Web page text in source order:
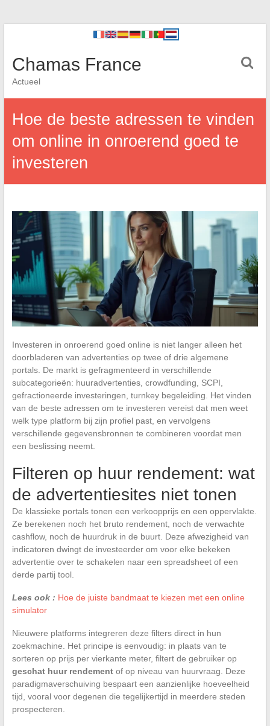
Chamas France
Actueel
Hoe de beste adressen te vinden
om online in onroerend goed te
investeren
Investeren in onroerend goed online is niet langer alleen het
doorbladeren van advertenties op twee of drie algemene
portals. De markt is gefragmenteerd in verschillende
subcategorieën: huuradvertenties, crowdfunding, SCPI,
gefractioneerde investeringen, turnkey begeleiding. Het vinden
van de beste adressen om te investeren vereist dat men weet
welk type platform bij zijn profiel past, en vervolgens
verschillende gegevensbronnen te combineren voordat men
een beslissing neemt.
Filteren op huur rendement: wat
de advertentiesites niet tonen
De klassieke portals tonen een verkoopprijs en een oppervlakte.
Ze berekenen noch het bruto rendement, noch de verwachte
cashflow, noch de huurdruk in de buurt. Deze afwezigheid van
indicatoren dwingt de investeerder om voor elke bekeken
advertentie over te schakelen naar een spreadsheet of een
derde partij tool.
Lees ook : Hoe de juiste bandmaat te kiezen met een online
simulator
Nieuwere platforms integreren deze filters direct in hun
zoekmachine. Het principe is eenvoudig: in plaats van te
sorteren op prijs per vierkante meter, filtert de gebruiker op
geschat huur rendementof op niveau van huurvraag. Deze
paradigmaverschuiving bespaart een aanzienlijke hoeveelheid
tijd, vooral voor degenen die tegelijkertijd in meerdere steden
prospecteren.